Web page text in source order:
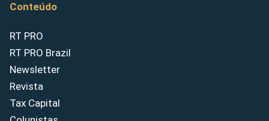
Conteúdo
RT PRO
RT PRO Brazil
Newsletter
Revista
Tax Capital